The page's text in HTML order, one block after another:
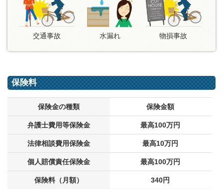
交通事故 水漏れ 物損事故
保険料
保険金の種類
弁護士費用等保険金
法律相談費用保険金
個人賠償責任保険金
保険料 （月額）
保険金額
最高100万円
最高10万円
最高100万円
340円